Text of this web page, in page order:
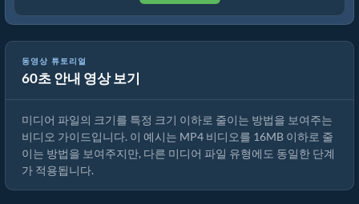
동영상 튜토리얼
60초 안내 영상 보기
MP4를 16MB로 줄이는 방법 (간단한 가이드)
미디어 파일의 크기를 특정 크기 이하로 줄이는 방법을 보여주는
비디오 가이드입니다. 이 예시는 MP4 비디오를 16MB 이하로 줄
이는 방법을 보여주지만, 다른 미디어 파일 유형에도 동일한 단계
가 적용됩니다.